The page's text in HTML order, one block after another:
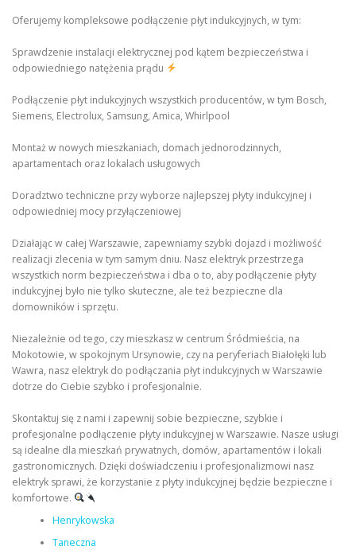
Oferujemy kompleksowe podłączenie płyt indukcyjnych, w tym:
Sprawdzenie instalacji elektrycznej pod kątem bezpieczeństwa i
odpowiedniego natężenia prądu
Podłączenie płyt indukcyjnych wszystkich producentów, w tym Bosch,
Siemens, Electrolux, Samsung, Amica, Whirlpool
Montaż w nowych mieszkaniach, domach jednorodzinnych,
apartamentach oraz lokalach usługowych
Doradztwo techniczne przy wyborze najlepszej płyty indukcyjnej i
odpowiedniej mocy przyłączeniowej
Działając w całej Warszawie, zapewniamy szybki dojazd i możliwość
realizacji zlecenia w tym samym dniu. Nasz elektryk przestrzega
wszystkich norm bezpieczeństwa i dba o to, aby podłączenie płyty
indukcyjnej było nie tylko skuteczne, ale też bezpieczne dla
domowników i sprzętu.
Niezależnie od tego, czy mieszkasz w centrum Śródmieścia, na
Mokotowie, w spokojnym Ursynowie, czy na peryferiach Białołęki lub
Wawra, nasz elektryk do podłączania płyt indukcyjnych w Warszawie
dotrze do Ciebie szybko i profesjonalnie.
Skontaktuj się z nami i zapewnij sobie bezpieczne, szybkie i
profesjonalne podłączenie płyty indukcyjnej w Warszawie. Nasze usługi
są idealne dla mieszkań prywatnych, domów, apartamentów i lokali
gastronomicznych. Dzięki doświadczeniu i profesjonalizmowi nasz
elektryk sprawi, że korzystanie z płyty indukcyjnej będzie bezpieczne i
komfortowe.
Henrykowska
Taneczna